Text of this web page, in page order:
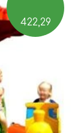
422,29